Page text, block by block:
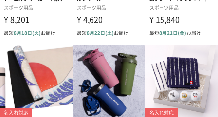
製造国